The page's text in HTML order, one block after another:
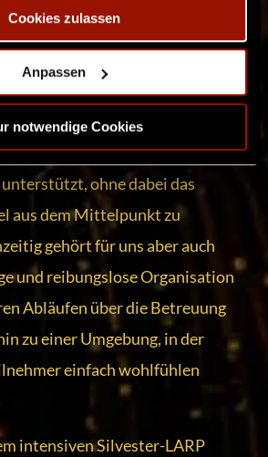
Cookies zulassen
Anpassen
notwendige Cookies
vergangenen
immersive
eine technische Inszenierung,
und Spielsituationen
ohne dabei das
aus dem Mittelpunkt zu
gehört für uns aber auch
und reibungslose Organisation
Abläufen über die Betreuung
zu einer Umgebung, in der
einfach wohlfühlen
intensiven Silvester-LARP